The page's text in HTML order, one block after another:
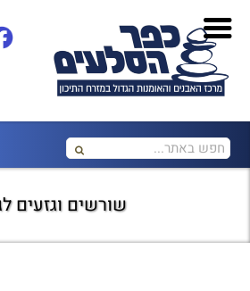
שורשים וגזעים